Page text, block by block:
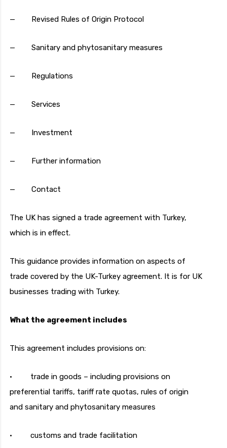
— Revised Rules of Origin Protocol
— Sanitary and phytosanitary measures
— Regulations
— Services
— Investment
— Further information
— Contact
The UK has signed a trade agreement with Turkey,
which is in effect.
This guidance provides information on aspects of
trade covered by the UK-Turkey agreement. It is for UK
businesses trading with Turkey.
What the agreement includes
This agreement includes provisions on:
· trade in goods – including provisions on
preferential tariffs, tariff rate quotas, rules of origin
and sanitary and phytosanitary measures
· customs and trade facilitation